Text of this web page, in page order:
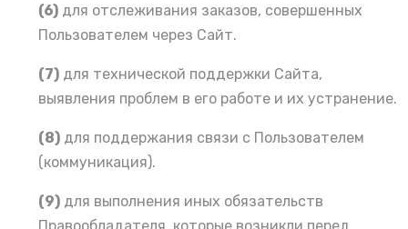
(6) для отслеживания заказов, совершенных
Пользователем через Сайт.
(7) для технической поддержки Сайта,
выявления проблем в его работе и их устранение.
(8) для поддержания связи с Пользователем
(коммуникация).
(9) для выполнения иных обязательств